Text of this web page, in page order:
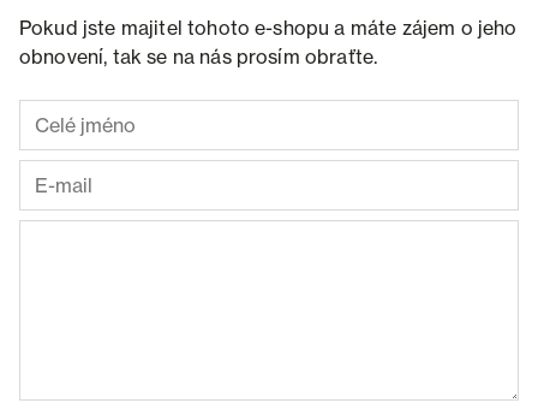
Pokud jste majitel tohoto e-shopu a máte zájem o jeho
obnovení, tak se na nás prosím obraťte.